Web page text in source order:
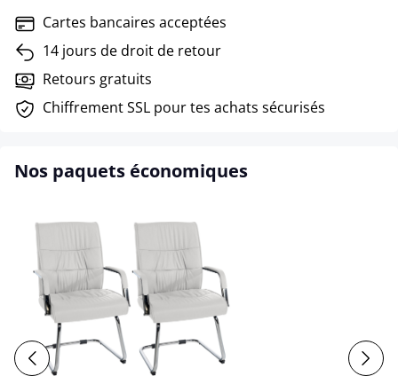
Cartes bancaires acceptées
14 jours de droit de retour
Retours gratuits
Chiffrement SSL pour tes achats sécurisés
Nos paquets économiques